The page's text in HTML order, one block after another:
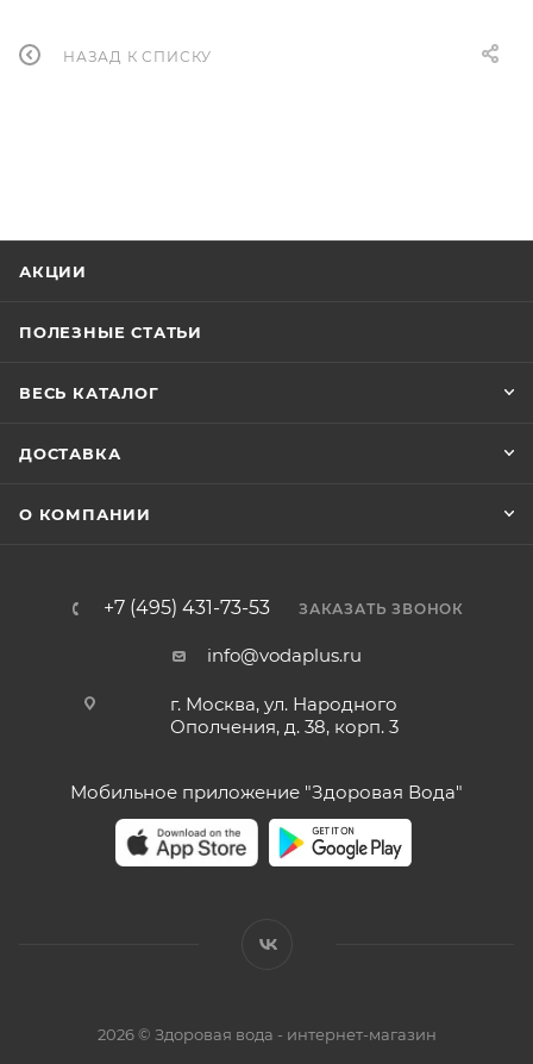
НАЗАД К СПИСКУ
АКЦИИ
ПОЛЕЗНЫЕ СТАТЬИ
ВЕСЬ КАТАЛОГ
ДОСТАВКА
О КОМПАНИИ
+7 (495) 431-73-53 ЗАКАЗАТЬ ЗВОНОК
info@vodaplus.ru
г. Москва, ул. Народного
Ополчения, д. 38, корп. 3
Мобильное приложение "Здоровая Вода"
2026 © Здоровая вода - интернет-магазин